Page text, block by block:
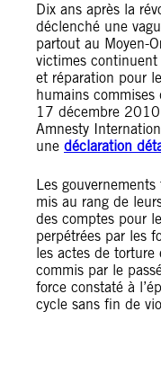
Dix ans après la
déclenché une
partout au Moyen-
victimes
et réparation pour
humains
17 décembre
Amnesty
une déclaration
Les
mis au rang de
des comptes pour
perpétrées par les
les actes de torture
commis par le
force constaté à
cycle sans fin de